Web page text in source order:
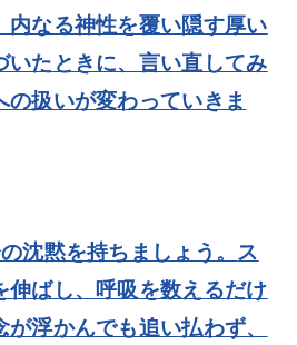
内なる神性を覆い隠す厚い
いたときに、言い直してみ
の扱いが変わっていきま
沈黙を持ちましょう。 ス
伸ばし、呼吸を数えるだけ
浮かんでも追い払わず、